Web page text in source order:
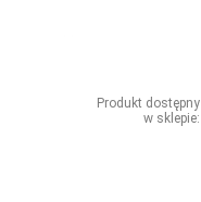
Produkt dostępny
w sklepie: